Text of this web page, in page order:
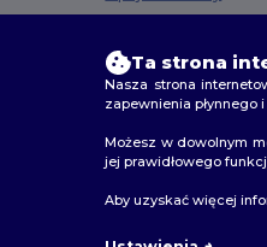
Ta strona
Nasza strona
zapewnienia
Możesz w dowolnym
jej prawidłowego
Aby uzyskać więcej